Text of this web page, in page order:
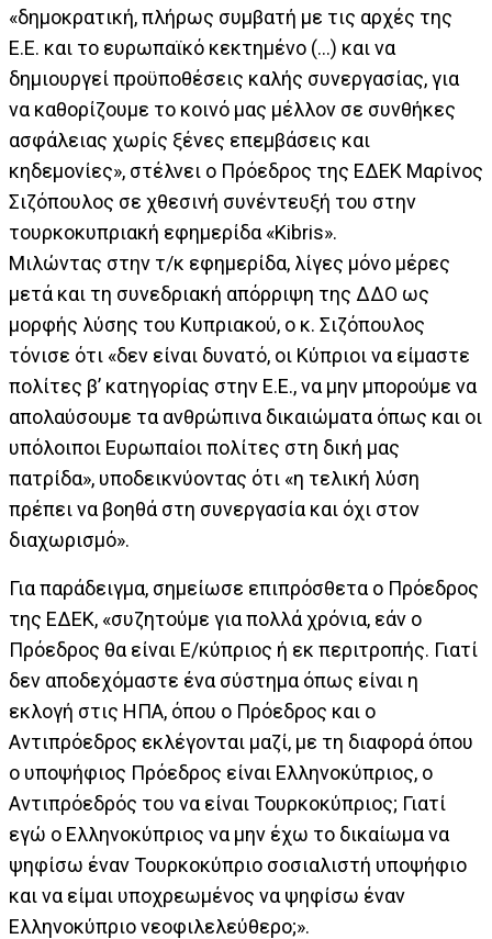
«δημοκρατική, πλήρως συμβατή με τις αρχές της
Ε.Ε. και το ευρωπαϊκό κεκτημένο (…) και να
δημιουργεί προϋποθέσεις καλής συνεργασίας, για
να καθορίζουμε το κοινό μας μέλλον σε συνθήκες
ασφάλειας χωρίς ξένες επεμβάσεις και
κηδεμονίες», στέλνει ο Πρόεδρος της ΕΔΕΚ Μαρίνος
Σιζόπουλος σε χθεσινή συνέντευξή του στην
τουρκοκυπριακή εφημερίδα «Kibris».
Μιλώντας στην τ/κ εφημερίδα, λίγες μόνο μέρες
μετά και τη συνεδριακή απόρριψη της ΔΔΟ ως
μορφής λύσης του Κυπριακού, ο κ. Σιζόπουλος
τόνισε ότι «δεν είναι δυνατό, οι Κύπριοι να είμαστε
πολίτες β’ κατηγορίας στην Ε.Ε., να μην μπορούμε να
απολαύσουμε τα ανθρώπινα δικαιώματα όπως και οι
υπόλοιποι Ευρωπαίοι πολίτες στη δική μας
πατρίδα», υποδεικνύοντας ότι «η τελική λύση
πρέπει να βοηθά στη συνεργασία και όχι στον
διαχωρισμό».
Για παράδειγμα, σημείωσε επιπρόσθετα ο Πρόεδρος
της ΕΔΕΚ, «συζητούμε για πολλά χρόνια, εάν ο
Πρόεδρος θα είναι Ε/κύπριος ή εκ περιτροπής. Γιατί
δεν αποδεχόμαστε ένα σύστημα όπως είναι η
εκλογή στις ΗΠΑ, όπου ο Πρόεδρος και ο
Αντιπρόεδρος εκλέγονται μαζί, με τη διαφορά όπου
ο υποψήφιος Πρόεδρος είναι Ελληνοκύπριος, ο
Αντιπρόεδρός του να είναι Τουρκοκύπριος; Γιατί
εγώ ο Ελληνοκύπριος να μην έχω το δικαίωμα να
ψηφίσω έναν Τουρκοκύπριο σοσιαλιστή υποψήφιο
και να είμαι υποχρεωμένος να ψηφίσω έναν
Ελληνοκύπριο νεοφιλελεύθερο;».